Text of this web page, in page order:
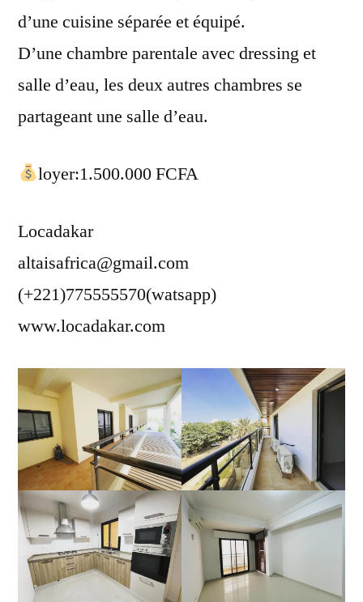
d’une cuisine séparée et équipé.
D’une chambre parentale avec dressing et
salle d’eau, les deux autres chambres se
partageant une salle d’eau.
loyer:1.500.000 FCFA
Locadakar
altaisafrica@gmail.com
(+221)775555570(watsapp)
www.locadakar.com